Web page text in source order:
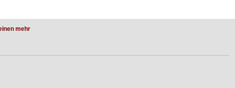
mehr